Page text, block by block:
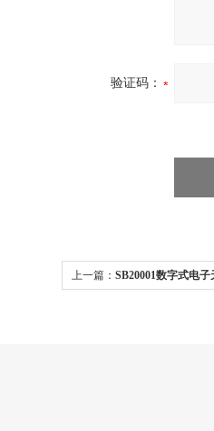
验证码：
上一篇： SB20001数字式电